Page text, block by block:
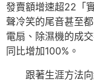
發賣額增速超22「
聲冷笑的尾音甚至
電扇、除濕機的成
同比增加100%。
跟著生涯方法